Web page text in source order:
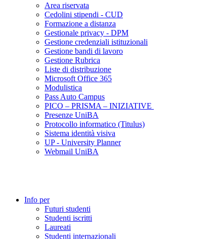
Area riservata
Cedolini stipendi - CUD
Formazione a distanza
Gestionale privacy - DPM
Gestione credenziali istituzionali
Gestione bandi di lavoro
Gestione Rubrica
Liste di distribuzione
Microsoft Office 365
Modulistica
Pass Auto Campus
PICO – PRISMA – INIZIATIVE
Presenze UniBA
Protocollo informatico (Titulus)
Sistema identità visiva
UP - University Planner
Webmail UniBA
Info per
Futuri studenti
Studenti iscritti
Laureati
Studenti internazionali